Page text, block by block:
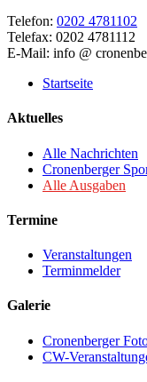
Telefon: 0202 4781102
Telefax: 0202 4781112
E-Mail: info @
Startseite
Aktuelles
Alle Nachrichten
Cronenberger
Alle Ausgaben
Termine
Veranstaltungen
Terminmelder
Galerie
Cronenberger
CW-